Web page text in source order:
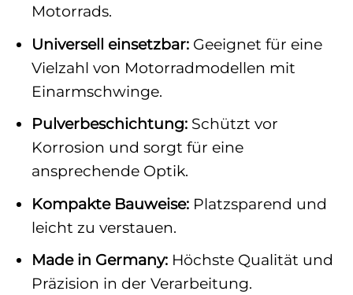
Motorrads.
Universell einsetzbar:Geeignet für eine
Vielzahl von Motorradmodellen mit
Einarmschwinge.
Pulverbeschichtung:Schützt vor
Korrosion und sorgt für eine
ansprechende Optik.
Kompakte Bauweise:Platzsparend und
leicht zu verstauen.
Made in Germany:Höchste Qualität und
Präzision in der Verarbeitung.